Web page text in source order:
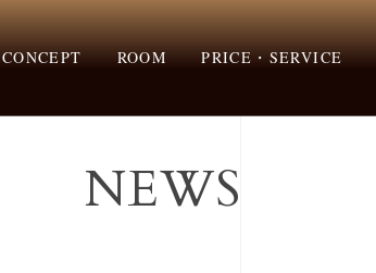
CONCEPT ROOM PRICE・SERVICE
NEWS